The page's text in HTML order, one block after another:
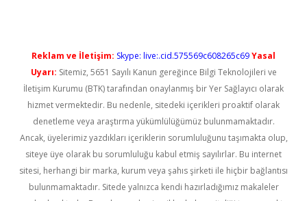
Reklam ve İletişim: Skype: live:.cid.575569c608265c69Yasal
Uyarı: Sitemiz, 5651 Sayılı Kanun gereğince Bilgi Teknolojileri ve
İletişim Kurumu (BTK) tarafından onaylanmış bir Yer Sağlayıcı olarak
hizmet vermektedir. Bu nedenle, sitedeki içerikleri proaktif olarak
denetleme veya araştırma yükümlülüğümüz bulunmamaktadır.
Ancak, üyelerimiz yazdıkları içeriklerin sorumluluğunu taşımakta olup,
siteye üye olarak bu sorumluluğu kabul etmiş sayılırlar. Bu internet
sitesi, herhangi bir marka, kurum veya şahıs şirketi ile hiçbir bağlantısı
bulunmamaktadır. Sitede yalnızca kendi hazırladığımız makaleler